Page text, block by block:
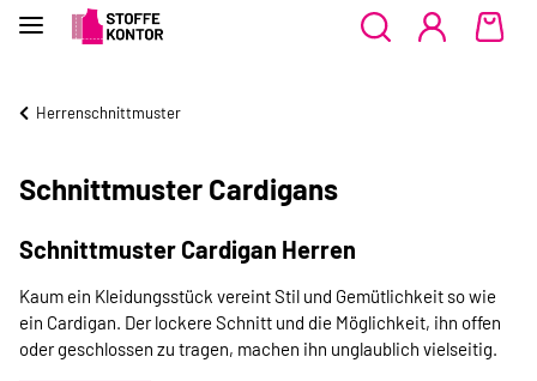
Herrenschnittmuster
Schnittmuster Cardigans
Schnittmuster Cardigan Herren
Kaum ein Kleidungsstück vereint Stil und Gemütlichkeit so wie
ein Cardigan. Der lockere Schnitt und die Möglichkeit, ihn offen
oder geschlossen zu tragen, machen ihn unglaublich vielseitig.